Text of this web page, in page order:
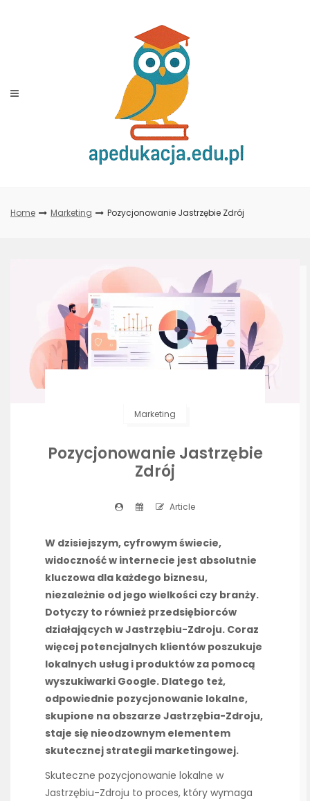
Home Marketing Pozycjonowanie Jastrzębie Zdrój
Marketing
Pozycjonowanie Jastrzębie
Zdrój
Article
W dzisiejszym, cyfrowym świecie,
widoczność w internecie jest absolutnie
kluczowa dla każdego biznesu,
niezależnie od jego wielkości czy branży.
Dotyczy to również przedsiębiorców
działających w Jastrzębiu-Zdroju. Coraz
więcej potencjalnych klientów poszukuje
lokalnych usług i produktów za pomocą
wyszukiwarki Google. Dlatego też,
odpowiednie pozycjonowanie lokalne,
skupione na obszarze Jastrzębia-Zdroju,
staje się nieodzownym elementem
skutecznej strategii marketingowej.
Skuteczne pozycjonowanie lokalne w
Jastrzębiu-Zdroju to proces, który wymaga